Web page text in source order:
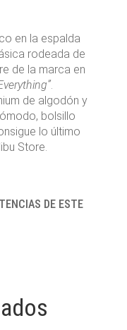
en la espalda
rodeada de
de la marca en
.
de algodón y
bolsillo
lo último
Store.
DE ESTE